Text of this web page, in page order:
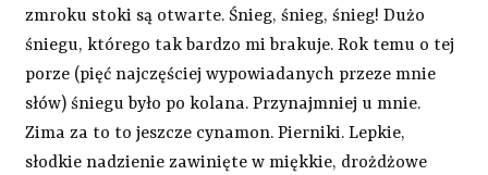
zmroku stoki są otwarte. Śnieg, śnieg, śnieg! Dużo
śniegu, którego tak bardzo mi brakuje. Rok temu o tej
porze (pięć najczęściej wypowiadanych przeze mnie
słów) śniegu było po kolana. Przynajmniej u mnie.
Zima za to to jeszcze cynamon. Pierniki. Lepkie,
słodkie nadzienie zawinięte w miękkie, drożdżowe